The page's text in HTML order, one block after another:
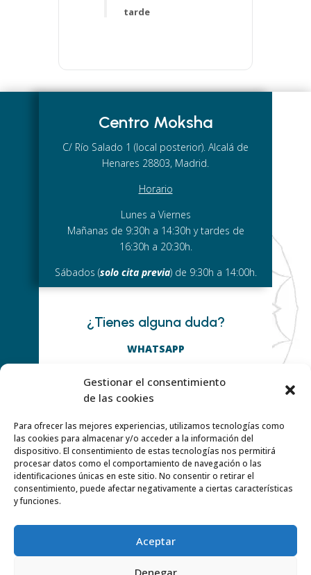
Gestionar el consentimiento
de las cookies
Para ofrecer las mejores experiencias, utilizamos tecnologías como
las cookies para almacenar y/o acceder a la información del
dispositivo. El consentimiento de estas tecnologías nos permitirá
procesar datos como el comportamiento de navegación o las
identificaciones únicas en este sitio. No consentir o retirar el
consentimiento, puede afectar negativamente a ciertas características
y funciones.
Aceptar
Denegar
tarde
Centro Moksha
C/ Río Salado 1 (local posterior). Alcalá de
Henares 28803, Madrid.
Horario
Lunes a Viernes
Mañanas de 9:30h a 14:30h y tardes de
16:30h a 20:30h.
Sábados (solo cita previa) de 9:30h a 14:00h.
¿Tienes alguna duda?
WHATSAPP
O ESCRIBE
Y SÍGUENOS EN:
AVISO LEGAL
PROTECCIÓN DATOS